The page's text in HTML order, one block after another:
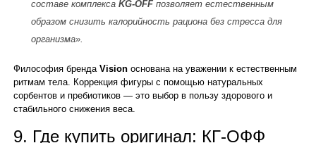
составе комплексаKG-OFF позволяет естественным
образом снизить калорийность рациона без стресса для
организма».
Философия брендаVision основана на уважении к естественным
ритмам тела. Коррекция фигуры с помощью натуральных
сорбентов и пребиотиков — это выбор в пользу здорового и
стабильного снижения веса.
9. Где купить оригинал: КГ-ОФФ